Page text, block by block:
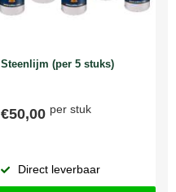
Steenlijm (per 5 stuks)
€50,00 per stuk
Direct leverbaar